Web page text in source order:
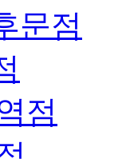
문점
점